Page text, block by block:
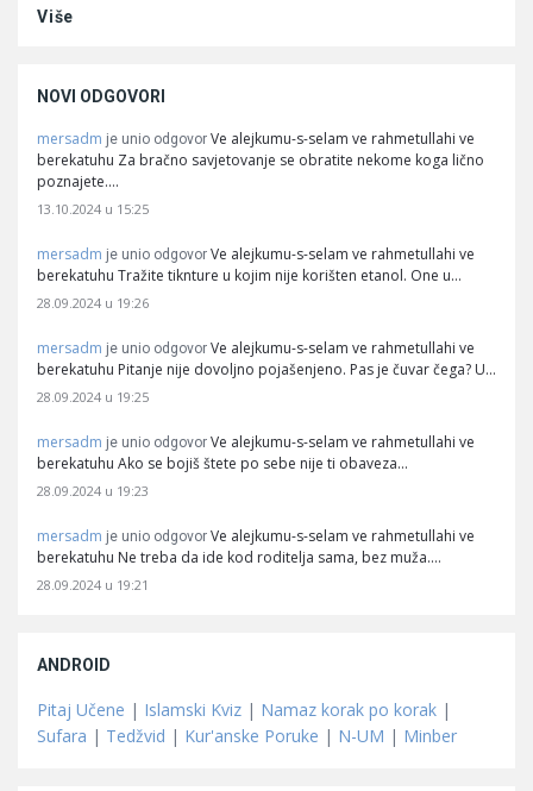
Više
NOVI ODGOVORI
mersadm je unio odgovor Ve alejkumu-s-selam ve rahmetullahi ve
berekatuhu Za bračno savjetovanje se obratite nekome koga lično
poznajete.…
13.10.2024 u 15:25
mersadm je unio odgovor Ve alejkumu-s-selam ve rahmetullahi ve
berekatuhu Tražite tiknture u kojim nije korišten etanol. One u…
28.09.2024 u 19:26
mersadm je unio odgovor Ve alejkumu-s-selam ve rahmetullahi ve
berekatuhu Pitanje nije dovoljno pojašenjeno. Pas je čuvar čega? U…
28.09.2024 u 19:25
mersadm je unio odgovor Ve alejkumu-s-selam ve rahmetullahi ve
berekatuhu Ako se bojiš štete po sebe nije ti obaveza…
28.09.2024 u 19:23
mersadm je unio odgovor Ve alejkumu-s-selam ve rahmetullahi ve
berekatuhu Ne treba da ide kod roditelja sama, bez muža.…
28.09.2024 u 19:21
ANDROID
Pitaj Učene | Islamski Kviz | Namaz korak po korak |
Sufara | Tedžvid | Kur'anske Poruke | N-UM | Minber